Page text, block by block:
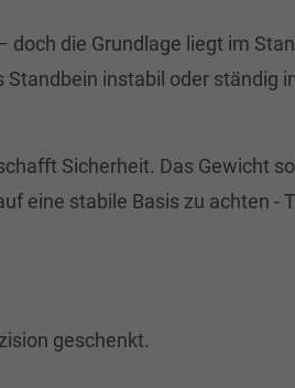
die Grundlage liegt im
instabil oder ständig
Sicherheit. Das Gewicht
eine stabile Basis zu achten
geschenkt.